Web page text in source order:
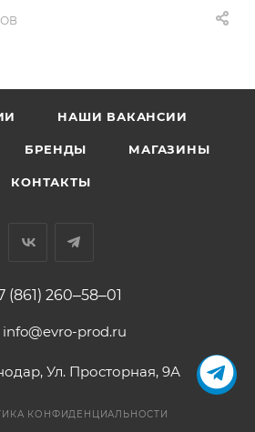
НАШИ ВАКАНСИИ
БРЕНДЫ МАГАЗИНЫ
КОНТАКТЫ
(861) 260‒58‒01
info@evro-prod.ru
​Ул. Просторная, 9А
КОНФИДЕНЦИАЛЬНОСТИ